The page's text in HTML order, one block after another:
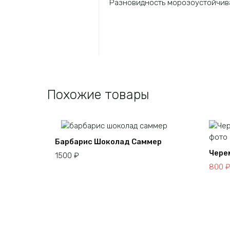
Разновидность
Похожие товары
Барбарис Шоколад Саммер
1500 ₽
800 ₽